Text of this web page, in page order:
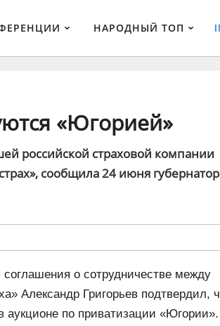
НАРОДНЫЙ ТОП
«Югорией»
российской страховой компании
сообщила 24 июня губернатор
о сотрудничестве между
Александр Григорьев подтвердил,
аукционе по приватизации «Югории».